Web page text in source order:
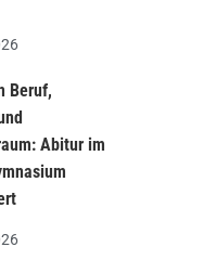
Beruf,
Abitur im